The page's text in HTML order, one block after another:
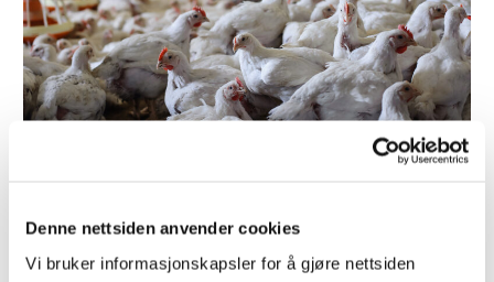
Denne nettsiden anvender cookies
Vi bruker informasjonskapsler for å gjøre nettsiden
Sjekkliste
Sergey Bogdanov – stock.adobe.com